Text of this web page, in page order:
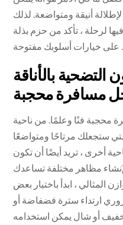
أنيقة ومتواضعة. لذلك
لرحلة ، تأكد من حزم بذلة
التضحية بالأناقة
محجبة فنًا وعلمًا. من ناحية
ستجعلك مرتاحًا ومتواضعًا
أخرى ، تريد أيضًا أن تكون
مظاهر مختلفة تساعدك
المثالي ، ابدأ باختيار بعض
ارتداء سترة فضفاضة أو
أو شال يمكن استخدامه